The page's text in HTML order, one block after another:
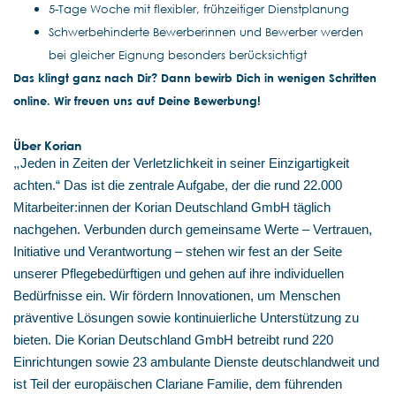
5-Tage Woche mit flexibler, frühzeitiger Dienstplanung
Schwerbehinderte Bewerberinnen und Bewerber werden
bei gleicher Eignung besonders berücksichtigt
Das klingt ganz nach Dir? Dann bewirb Dich in wenigen Schritten
online. Wir freuen uns auf Deine Bewerbung!
Über Korian
„Jeden in Zeiten der Verletzlichkeit in seiner Einzigartigkeit
achten.“ Das ist die zentrale Aufgabe, der die rund 22.000
Mitarbeiter:innen der Korian Deutschland GmbH täglich
nachgehen. Verbunden durch gemeinsame Werte – Vertrauen,
Initiative und Verantwortung – stehen wir fest an der Seite
unserer Pflegebedürftigen und gehen auf ihre individuellen
Bedürfnisse ein. Wir fördern Innovationen, um Menschen
präventive Lösungen sowie kontinuierliche Unterstützung zu
bieten. Die Korian Deutschland GmbH betreibt rund 220
Einrichtungen sowie 23 ambulante Dienste deutschlandweit und
ist Teil der europäischen Clariane Familie, dem führenden